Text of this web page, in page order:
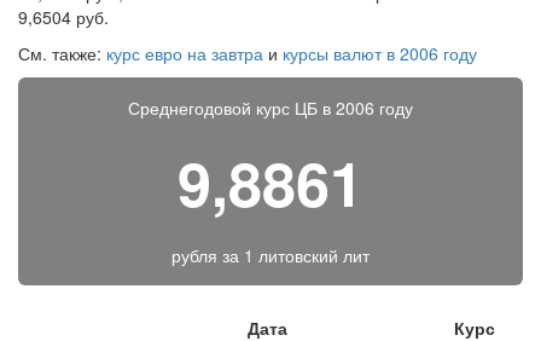
9,6504 руб.
См. также: курс евро на завтра и курсы валют в 2006 году
Среднегодовой курс ЦБ в 2006 году
9,8861
рубля за 1 литовский лит
Дата
Курс